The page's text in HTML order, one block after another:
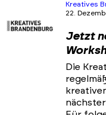
Kreatives
22.
Jetzt
Die